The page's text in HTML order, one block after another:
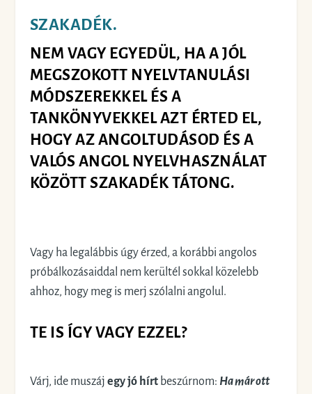
SZAKADÉK.
NEM VAGY EGYEDÜL, HA A JÓL
MEGSZOKOTT NYELVTANULÁSI
MÓDSZEREKKEL ÉS A
TANKÖNYVEKKEL AZT ÉRTED EL,
HOGY AZ ANGOLTUDÁSOD ÉS A
VALÓS ANGOL NYELVHASZNÁLAT
KÖZÖTT SZAKADÉK TÁTONG.
Vagy ha legalábbis úgy érzed, a korábbi angolos
próbálkozásaiddal nem kerültél sokkal közelebb
ahhoz, hogy meg is merj szólalni angolul.
TE IS ÍGY VAGY EZZEL?
Várj, ide muszáj egy jó hírtbeszúrnom: Ha már ott